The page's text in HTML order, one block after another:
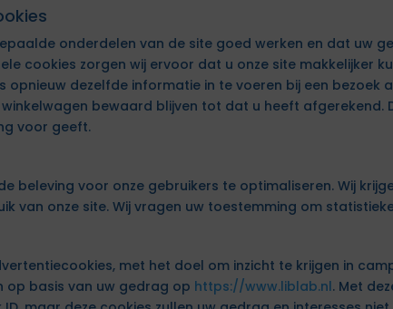
onderdelen van de site goed werken en dat uw
cookies zorgen wij ervoor dat u onze site makkelijker
dezelfde informatie in te voeren bij een bezoek
bewaard blijven tot dat u heeft afgerekend.
voor geeft.
beleving voor onze gebruikers te optimaliseren. Wij
van onze site. Wij vragen uw toestemming om
met het doel om inzicht te krijgen in
op basis van uw gedrag op https://www.liblab.nl. Met